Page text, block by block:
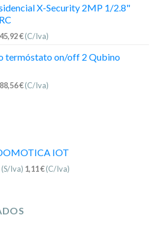
X-Security 2MP 1/2.8"
45,92€(C/Iva)
termóstato on/off 2 Qubino
88,56€(C/Iva)
IOT
(S/Iva) 1,11€(C/Iva)